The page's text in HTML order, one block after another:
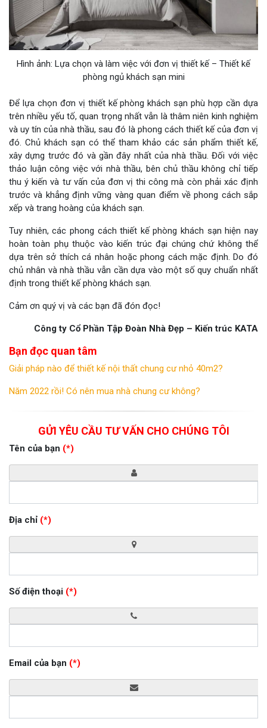
Hình ảnh: Lựa chọn và làm việc với đơn vị thiết kế – Thiết kế
phòng ngủ khách sạn mini
Để lựa chọn đơn vị thiết kế phòng khách sạn phù hợp cần dựa
trên nhiều yếu tố, quan trọng nhất vẫn là thâm niên kinh nghiệm
và uy tín của nhà thầu, sau đó là phong cách thiết kế của đơn vị
đó. Chủ khách sạn có thể tham khảo các sản phẩm thiết kế,
xây dựng trước đó và gần đây nhất của nhà thầu. Đối với việc
thảo luận công việc với nhà thầu, bên chủ thầu không chỉ tiếp
thu ý kiến và tư vấn của đơn vị thi công mà còn phải xác định
trước và khẳng định vững vàng quan điểm về phong cách sắp
xếp và trang hoàng của khách sạn.
Tuy nhiên, các phong cách thiết kế phòng khách sạn hiện nay
hoàn toàn phụ thuộc vào kiến trúc đại chúng chứ không thể
dựa trên sở thích cá nhân hoặc phong cách mặc định. Do đó
chủ nhân và nhà thầu vẫn cần dựa vào một số quy chuẩn nhất
định trong thiết kế phòng khách sạn.
Cảm ơn quý vị và các bạn đã đón đọc!
Công ty Cổ Phần Tập Đoàn Nhà Đẹp – Kiến trúc KATA
Bạn đọc quan tâm
Giải pháp nào để thiết kế nội thất chung cư nhỏ 40m2?
Năm 2022 rồi! Có nên mua nhà chung cư không?
GỬI YÊU CẦU TƯ VẤN CHO CHÚNG TÔI
Tên của bạn (*)
Địa chỉ (*)
Số điện thoại (*)
Email của bạn (*)